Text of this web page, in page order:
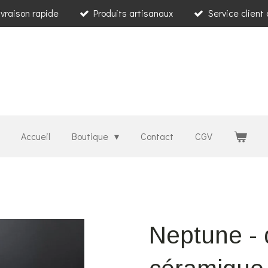
rapide Produits artisanaux Service client
Accueil Boutique Contact CGV
Neptune -